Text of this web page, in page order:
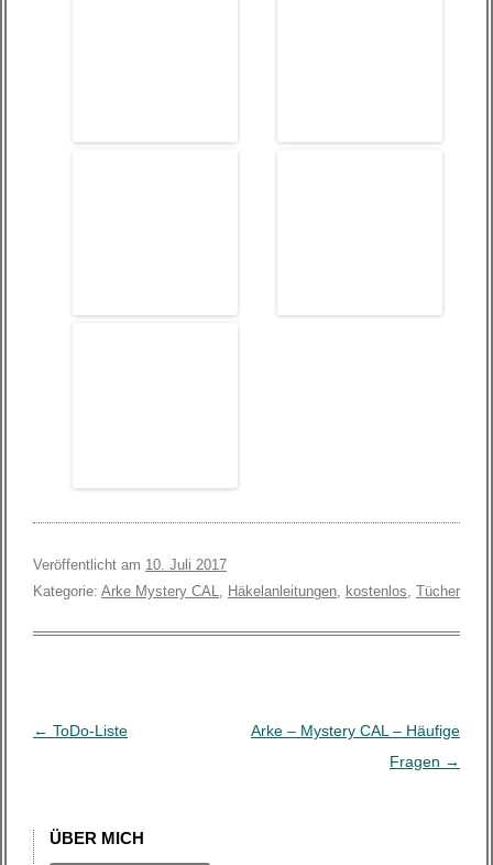
Veröffentlicht am 10. Juli 2017
Kategorie: Arke Mystery CAL, Häkelanleitungen, kostenlos, Tücher
B
r
← ToDo-Liste
Arke – Mystery CAL – Häufige
Fragen →
ÜBER MICH